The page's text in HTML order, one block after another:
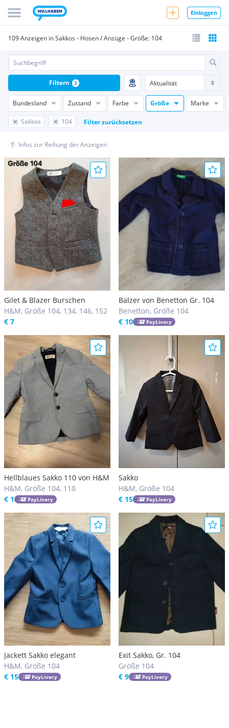
Einloggen
109 Anzeigen in Sakkos - Hosen / Anzüge - Größe: 104
Bundesland Zustand Farbe Größe Marke
Sakkos 104 Filter zurücksetzen
Filtern 2
Infos zur Reihung der Anzeigen
Gilet & Blazer Burschen
H&M, Größe 104, 134, 146, 152
€ 7
Balzer von Benetton Gr. 104
Benetton, Größe 104
€ 10
PayLivery
Hellblaues Sakko 110 von H&M
H&M, Größe 104, 110
€ 1
PayLivery
Sakko
H&M, Größe 104
€ 15
PayLivery
Jackett Sakko elegant
H&M, Größe 104
€ 15
PayLivery
Exit Sakko, Gr. 104
Größe 104
€ 9
PayLivery